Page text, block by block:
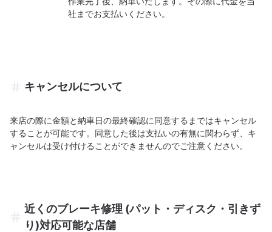
社までお支払いください。
キャンセルについて
来店の際に金額と納車日の最終確認に同意するまではキャンセル
することが可能です。同意した後は支払いの有無に関わらず、キ
ャンセルは受け付けることができませんのでご注意ください。
近くのブレーキ修理 (パット・ディスク・引きず
り)対応可能な店舗